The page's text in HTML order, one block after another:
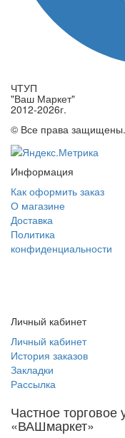
ЧТУП
"Ваш Маркет"
2012-2026г.
© Все права защищены.
Информация
Как оформить заказ
О магазине
Доставка
Политика
конфиденциальности
Личный кабинет
Личный кабинет
История заказов
Закладки
Рассылка
Частное торговое
«ВАШмаркет»